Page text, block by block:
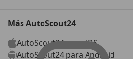
Más AutoScout24
AutoScout24 para iOS
AutoScout24 para Android